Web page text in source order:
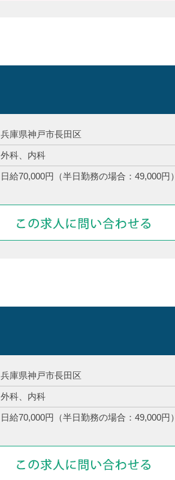
兵庫県神戸市長田区
外科、内科
日給70,000円（半日勤務の場合：49,000円）
兵庫県神戸市長田区
外科、内科
日給70,000円（半日勤務の場合：49,000円）